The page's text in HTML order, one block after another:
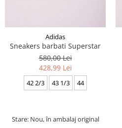
Adidas
Sneakers barbati Superstar
580,00 Lei
428,99 Lei
42 2/3 43 1/3 44
Stare: Nou, în ambalaj original